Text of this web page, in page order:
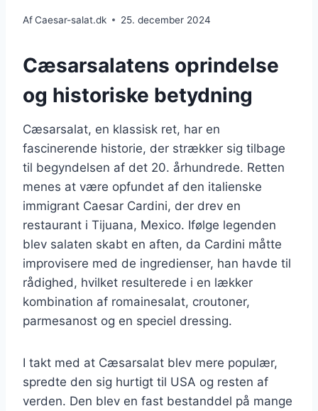
AfCaesar-salat.dk 25. december 2024
Cæsarsalatens oprindelse
og historiske betydning
Cæsarsalat, en klassisk ret, har en
fascinerende historie, der strækker sig tilbage
til begyndelsen af det 20. århundrede. Retten
menes at være opfundet af den italienske
immigrant Caesar Cardini, der drev en
restaurant i Tijuana, Mexico. Ifølge legenden
blev salaten skabt en aften, da Cardini måtte
improvisere med de ingredienser, han havde til
rådighed, hvilket resulterede i en lækker
kombination af romainesalat, croutoner,
parmesanost og en speciel dressing.
I takt med at Cæsarsalat blev mere populær,
spredte den sig hurtigt til USA og resten af
verden. Den blev en fast bestanddel på mange